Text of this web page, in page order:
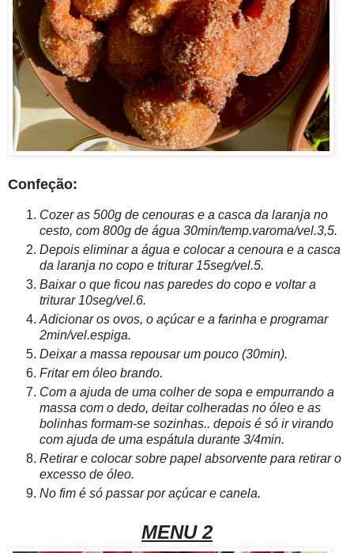
Confeção:
Cozer as 500g de cenouras e a casca da laranja no
cesto, com 800g de água 30min/temp.varoma/vel.3,5.
Depois eliminar a água e colocar a cenoura e a casca
da laranja no copo e triturar 15seg/vel.5.
Baixar o que ficou nas paredes do copo e voltar a
triturar 10seg/vel.6.
Adicionar os ovos, o açúcar e a farinha e programar
2min/vel.espiga.
Deixar a massa repousar um pouco (30min).
Fritar em óleo brando.
Com a ajuda de uma colher de sopa e empurrando a
massa com o dedo, deitar colheradas no óleo e as
bolinhas formam-se sozinhas.. depois é só ir virando
com ajuda de uma espátula durante 3/4min.
Retirar e colocar sobre papel absorvente para retirar o
excesso de óleo.
No fim é só passar por açúcar e canela.
MENU 2